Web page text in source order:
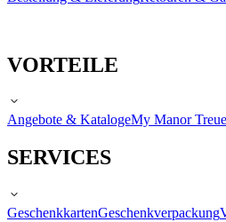
VORTEILE
Angebote & KatalogeMy Manor
SERVICES
GeschenkkartenGeschenkverpackung